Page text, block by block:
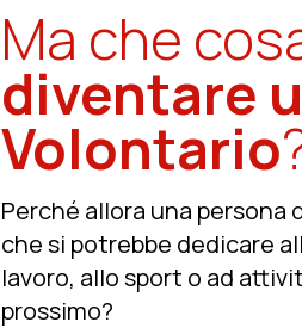
Ma che
diventare
Volontario
Perché allora una
che si potrebbe dedicare
lavoro, allo sport o ad
prossimo?